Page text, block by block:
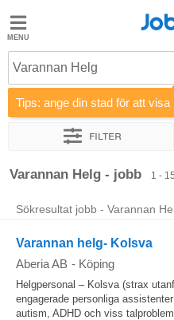
Jobted
Jobb
Löner
Varannan Helg
Tips: ange din stad för att
Filter
Sortera efter Företag
Varannan Helg - jobb 1 -
Sökresultat jobb - Varannan
Varannan helg- Kolsva
Aberia AB - Köping
Helgpersonal – Kolsva (strax
engagerade personliga
autism, ADHD och viss